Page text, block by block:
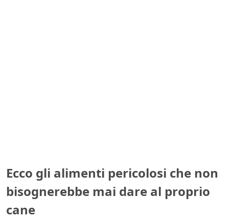
Ecco gli alimenti pericolosi che non
bisognerebbe mai dare al proprio
cane